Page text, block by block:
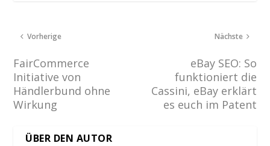
Vorherige
FairCommerce
Initiative von
Händlerbund ohne
Wirkung
Nächste
eBay SEO: So
funktioniert die
Cassini, eBay erklärt
es euch im Patent
ÜBER DEN AUTOR